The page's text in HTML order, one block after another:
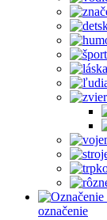
označenie